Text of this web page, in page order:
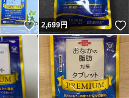
いいね！
2,699円